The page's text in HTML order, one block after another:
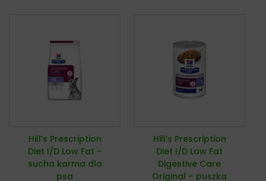
Hill’s Prescription
Diet I/D Low Fat –
sucha karma dla
psa
Hill’s Prescription
Diet I/D Low Fat
Digestive Care
Original – puszka